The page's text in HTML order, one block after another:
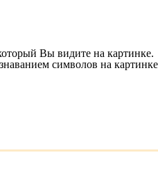
Вы видите на картинке.
символов на